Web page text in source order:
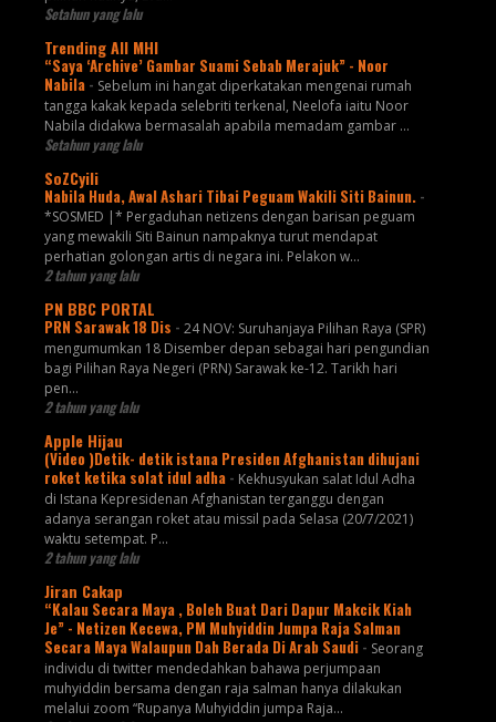
Setahun yang lalu
Trending All MHI
“Saya ‘Archive’ Gambar Suami Sebab Merajuk” - Noor
Nabila - Sebelum ini hangat diperkatakan mengenai rumah
tangga kakak kepada selebriti terkenal, Neelofa iaitu Noor
Nabila didakwa bermasalah apabila memadam gambar ...
Setahun yang lalu
SoZCyili
Nabila Huda, Awal Ashari Tibai Peguam Wakili Siti Bainun. -
*SOSMED |* Pergaduhan netizens dengan barisan peguam
yang mewakili Siti Bainun nampaknya turut mendapat
perhatian golongan artis di negara ini. Pelakon w...
2 tahun yang lalu
PN BBC PORTAL
PRN Sarawak 18 Dis - 24 NOV: Suruhanjaya Pilihan Raya (SPR)
mengumumkan 18 Disember depan sebagai hari pengundian
bagi Pilihan Raya Negeri (PRN) Sarawak ke-12. Tarikh hari
pen...
2 tahun yang lalu
Apple Hijau
(Video )Detik- detik istana Presiden Afghanistan dihujani
roket ketika solat idul adha - Kekhusyukan salat Idul Adha
di Istana Kepresidenan Afghanistan terganggu dengan
adanya serangan roket atau missil pada Selasa (20/7/2021)
waktu setempat. P...
2 tahun yang lalu
Jiran Cakap
“Kalau Secara Maya , Boleh Buat Dari Dapur Makcik Kiah
Je” - Netizen Kecewa, PM Muhyiddin Jumpa Raja Salman
Secara Maya Walaupun Dah Berada Di Arab Saudi - Seorang
individu di twitter mendedahkan bahawa perjumpaan
muhyiddin bersama dengan raja salman hanya dilakukan
melalui zoom “Rupanya Muhyiddin jumpa Raja...